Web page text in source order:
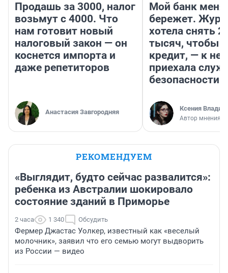
Продашь за 3000, налог
возьмут с 4000. Что
нам готовит новый
налоговый закон — он
коснется импорта и
даже репетиторов
Анастасия Завгородняя
Мой банк меня
бережет.
хотела снять
тысяч, чтобы
кредит, — к
приехала
безопасности
Ксения
Автор мнения
РЕКОМЕНДУЕМ
«Выглядит, будто сейчас развалится»:
ребенка из Австралии шокировало
состояние зданий в Приморье
2 часа 1 340 Обсудить
Фермер Джастас Уолкер, известный как «веселый
молочник», заявил что его семью могут выдворить
из России — видео